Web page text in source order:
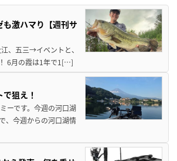
激ハマり【週刊サ
、五三→イベントと、
6月の霞は1年で1[…]
狙え！
ーです。今週の河口湖
、今週からの河口湖情